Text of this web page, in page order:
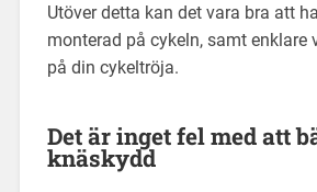
Utöver detta kan det vara bra att
monterad på cykeln, samt enklare
på din cykeltröja.
Det är inget fel med att
knäskydd